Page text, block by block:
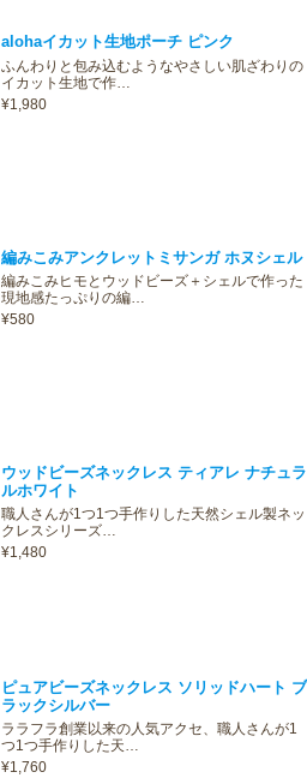
alohaイカット生地ポーチ ピンク
ふんわりと包み込むようなやさしい肌ざわりの
イカット生地で作…
¥1,980
編みこみアンクレットミサンガ ホヌシェル
編みこみヒモとウッドビーズ＋シェルで作った
現地感たっぷりの編…
¥580
ウッドビーズネックレス ティアレ ナチュラ
ルホワイト
職人さんが1つ1つ手作りした天然シェル製ネッ
クレスシリーズ…
¥1,480
ピュアビーズネックレス ソリッドハート ブ
ラックシルバー
ララフラ創業以来の人気アクセ、職人さんが1
つ1つ手作りした天…
¥1,760